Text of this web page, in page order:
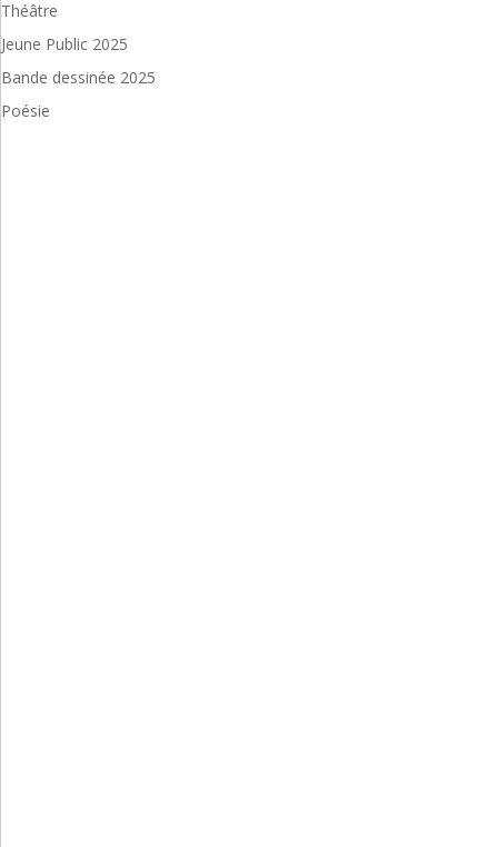
Théâtre
Jeune Public 2025
Bande dessinée 2025
Poésie